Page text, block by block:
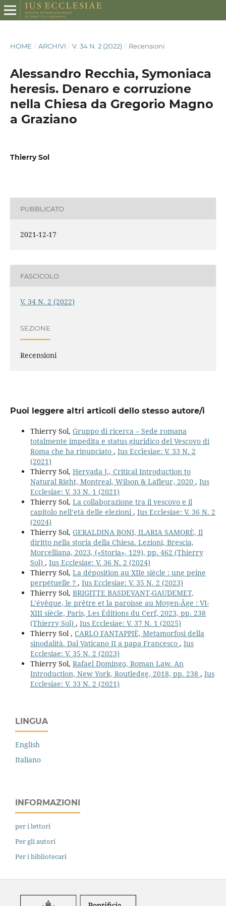
HOME / ARCHIVI / V. 34 N. 2 (2022) / Recensioni
Alessandro Recchia, Symoniaca
heresis. Denaro e corruzione
nella Chiesa da Gregorio Magno
a Graziano
Thierry Sol
PUBBLICATO
2021-12-17
FASCICOLO
V. 34 N. 2 (2022)
SEZIONE
Recensioni
Puoi leggere altri articoli dello stesso autore/i
Thierry Sol, Gruppo di ricerca – Sede romana
totalmente impedita e status giuridico del Vescovo di
Roma che ha rinunciato , Ius Ecclesiae: V. 33 N. 2
(2021)
Thierry Sol, Hervada J., Critical Introduction to
Natural Right, Montreal, Wilson & Lafleur, 2020 , Ius
Ecclesiae: V. 33 N. 1 (2021)
Thierry Sol, La collaborazione tra il vescovo e il
capitolo nell’età delle elezioni, Ius Ecclesiae: V. 36 N. 2
(2024)
Thierry Sol, GERALDINA BONI, ILARIA SAMORÈ, Il
diritto nella storia della Chiesa. Lezioni, Brescia,
Morcelliana, 2023, («Storia», 129), pp. 462 (Thierry
Sol) , Ius Ecclesiae: V. 36 N. 2 (2024)
Thierry Sol, La déposition au XIIe siècle : une peine
perpétuelle ? , Ius Ecclesiae: V. 35 N. 2 (2023)
Thierry Sol, BRIGITTE BASDEVANT-GAUDEMET,
L’évêque, le prêtre et la paroisse au Moyen-Âge : VI-
XIII siècle, Paris, Les Éditions du Cerf, 2023, pp. 238
(Thierry Sol) , Ius Ecclesiae: V. 37 N. 1 (2025)
Thierry Sol , CARLO FANTAPPIÈ, Metamorfosi della
sinodalità. Dal Vaticano II a papa Francesco , Ius
Ecclesiae: V. 35 N. 2 (2023)
Thierry Sol, Rafael Domingo, Roman Law. An
Introduction, New York, Routledge, 2018, pp. 238 , Ius
Ecclesiae: V. 33 N. 2 (2021)
LINGUA
English
Italiano
INFORMAZIONI
per i lettori
Per gli autori
Per i bibliotecari